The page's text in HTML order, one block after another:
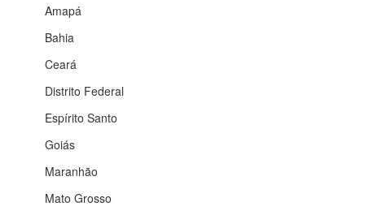
Amapá
Bahia
Ceará
Distrito Federal
Espírito Santo
Goiás
Maranhão
Mato Grosso